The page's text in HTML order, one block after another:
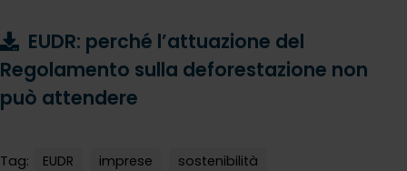
EUDR: perché l’attuazione del
Regolamento sulla deforestazione non
può attendere
Tag: EUDR imprese sostenibilità